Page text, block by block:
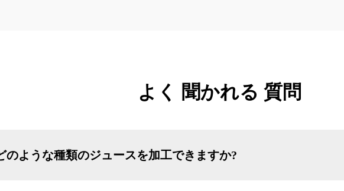
よく 聞かれる 質問
のような種類のジュースを加工できますか?